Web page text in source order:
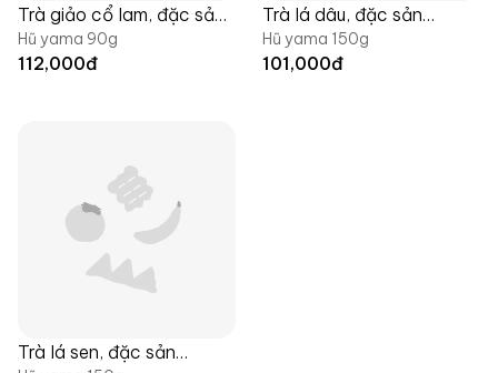
Trà giảo cổ lam, đặc sản
Langfarm
Hũ yama 90g
112,000đ
Trà lá dâu, đặc sản
Langfarm
Hũ yama 150g
101,000đ
Trà lá sen, đặc sản